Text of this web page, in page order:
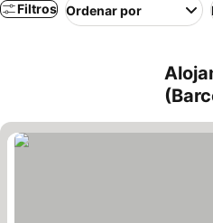
Filtros Ordenar por